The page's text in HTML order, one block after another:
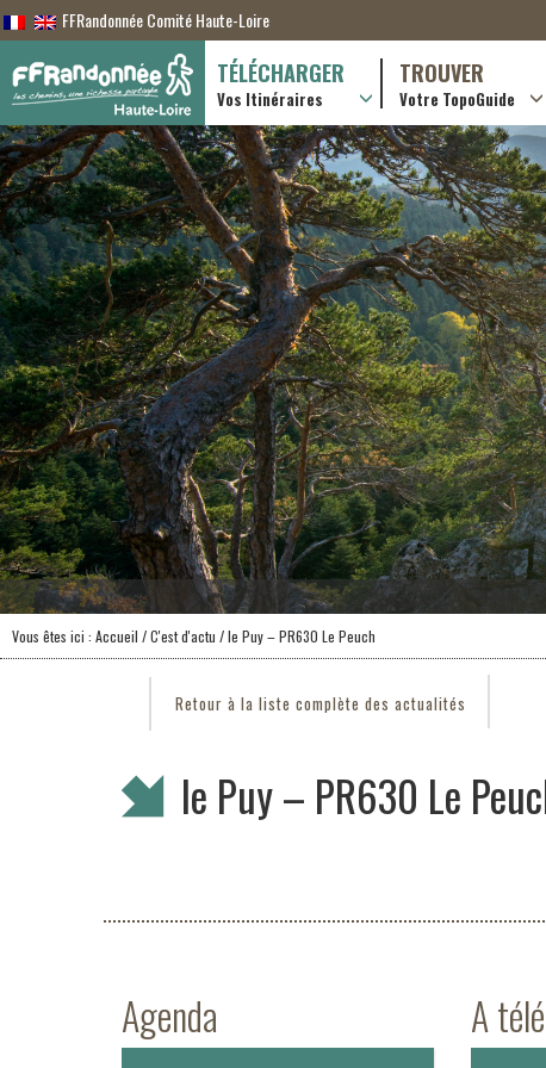
FFRandonnée Comité Haute-Loire
TÉLÉCHARGER
Vos Itinéraires
TROUVER
Votre TopoGuide
Randonnées
Randonnées à la
Boutique en ligne
Pratique & conseils
Vous êtes ici : Accueil /C'est d'actu / le Puy – PR630 Le Peuch
Retour à la liste complète des actualités
le Puy – PR630 Le
Agenda A